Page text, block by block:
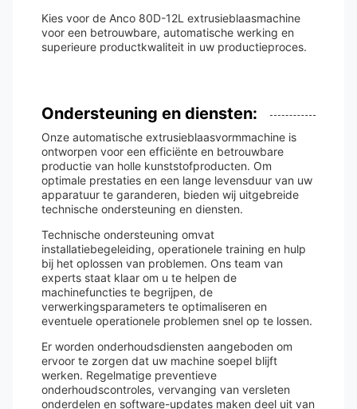
Kies voor de Anco 80D-12L extrusieblaasmachine
voor een betrouwbare, automatische werking en
superieure productkwaliteit in uw productieproces.
Ondersteuning en diensten:
Onze automatische extrusieblaasvormmachine is
ontworpen voor een efficiënte en betrouwbare
productie van holle kunststofproducten. Om
optimale prestaties en een lange levensduur van uw
apparatuur te garanderen, bieden wij uitgebreide
technische ondersteuning en diensten.
Technische ondersteuning omvat
installatiebegeleiding, operationele training en hulp
bij het oplossen van problemen. Ons team van
experts staat klaar om u te helpen de
machinefuncties te begrijpen, de
verwerkingsparameters te optimaliseren en
eventuele operationele problemen snel op te lossen.
Er worden onderhoudsdiensten aangeboden om
ervoor te zorgen dat uw machine soepel blijft
werken. Regelmatige preventieve
onderhoudscontroles, vervanging van versleten
onderdelen en software-updates maken deel uit van